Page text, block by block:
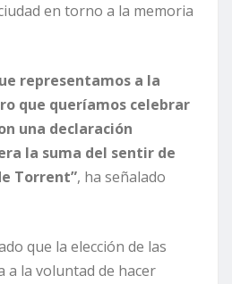
en torno a la memoria
representamos a la
que queríamos celebrar
una declaración
la suma del sentir de
Torrent”, ha señalado
que la elección de las
a la voluntad de hacer